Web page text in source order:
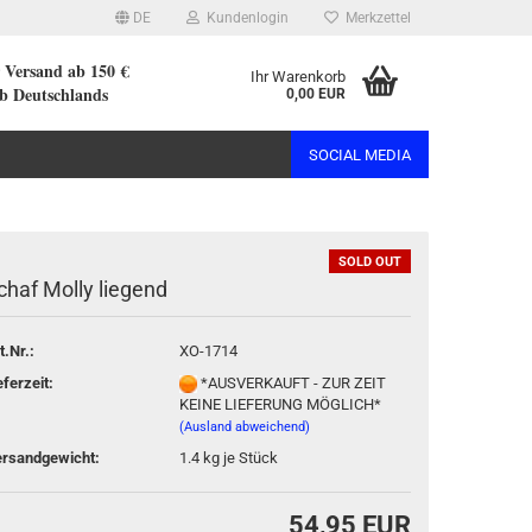
DE Kundenlogin
vergessen?
Merkzettel
ab 150 €
Deutschlands
Ihr Warenkorb
0,00 EUR
SOCIAL MEDIA
SOLD OUT
Molly liegend
XO-1714
*AUSVERKAUFT - ZUR ZEIT
KEINE LIEFERUNG MÖGLICH*
(Ausland abweichend)
1.4 kg je Stück
54,95 EUR